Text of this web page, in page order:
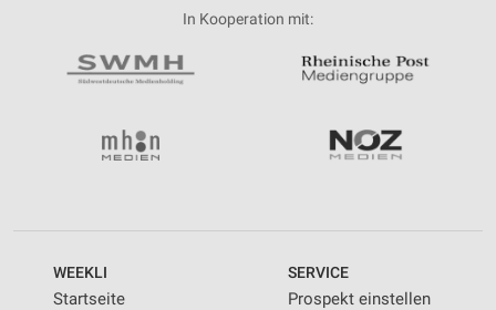
In Kooperation mit:
WEEKLI
Startseite
SERVICE
Prospekt einstellen